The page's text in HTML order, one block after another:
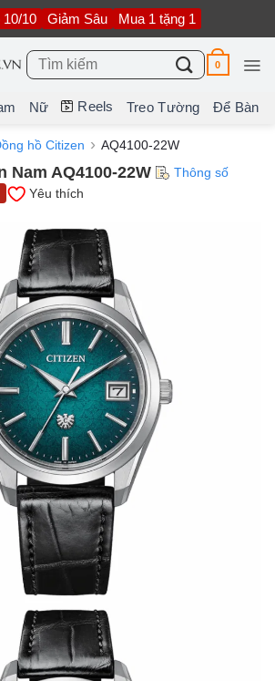
10 Giảm Sâu Mua 1 tặng 1
Tìm
kiếm:
0
Nữ Reels Treo Tường Để Bàn
hồ Citizen AQ4100-22W
Nam AQ4100-22W
Thông số
Yêu thích